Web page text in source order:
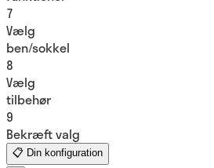
7
Vælg
ben/sokkel
8
Vælg
tilbehør
9
Bekræft valg
📋 Din konfiguration